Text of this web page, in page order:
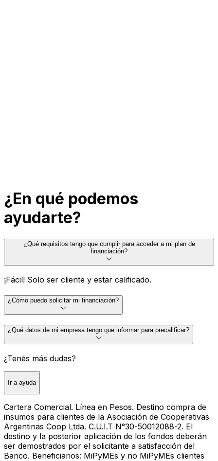
¿En qué podemos
ayudarte?
¿Qué requisitos tengo que cumplir para acceder a mi plan de
financiación?
¡Fácil! Solo ser cliente y estar calificado.
¿Cómo puedo solicitar mi financiación?
¿Qué datos de mi empresa tengo que informar para precalificar?
¿Tenés más dudas?
Ir a ayuda
Cartera Comercial. Línea en Pesos. Destino compra de
insumos para clientes de la Asociación de Cooperativas
Argentinas Coop Ltda. C.U.I.T N°30-50012088-2. El
destino y la posterior aplicación de los fondos deberán
ser demostrados por el solicitante a satisfacción del
Banco. Beneficiarios: MiPyMEs y no MiPyMEs clientes